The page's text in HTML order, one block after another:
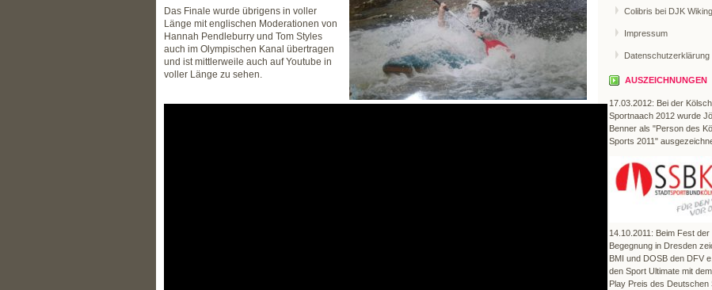
Das Finale wurde übrigens in voller
Länge mit englischen Moderationen von
Hannah Pendleburry und Tom Styles
auch im Olympischen Kanal übertragen
und ist mittlerweile auch auf Youtube in
voller Länge zu sehen.
Colibris bei DJK Wiking
Impressum
Datenschutzerklärung
AUSZEICHNUNGEN
17.03.2012: Bei der
Sportnaach 2012 wurde
Benner als "Person des
Sports 2011"
14.10.2011: Beim Fest der
Begegnung in Dresden
BMI und DOSB den DFV
den Sport Ultimate mit
Play Preis des Deutschen